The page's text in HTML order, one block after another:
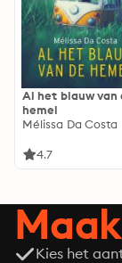
Al het blauw van
hemel
Mélissa Da Costa
4.7
Kies het